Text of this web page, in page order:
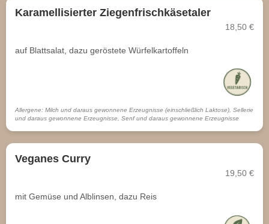
Karamellisierter Ziegenfrischkäsetaler
18,50 €
auf Blattsalat, dazu geröstete Würfelkartoffeln
Allergene: Milch und daraus gewonnene Erzeugnisse (einschließlich Laktose), Sellerie
und daraus gewonnene Erzeugnisse, Senf und daraus gewonnene Erzeugnisse
Veganes Curry
19,50 €
mit Gemüse und Alblinsen, dazu Reis